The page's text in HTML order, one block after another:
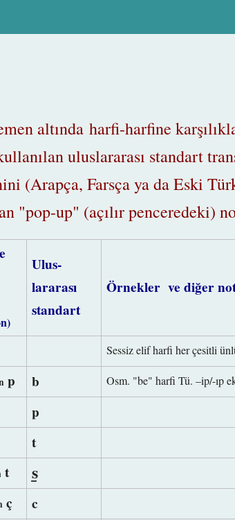
altında harfi-harfine
uluslararası standart
(Arapça, Farsça ya da Eski
"pop-up" (açılır penceredeki)
Ulus-
lararası
standart
Örnekler ve diğer
Sessiz elif harfi her çesitli
p b Osm. "be" harfi Tü. –ip/-ıp
p
t
t s̱
ç
c